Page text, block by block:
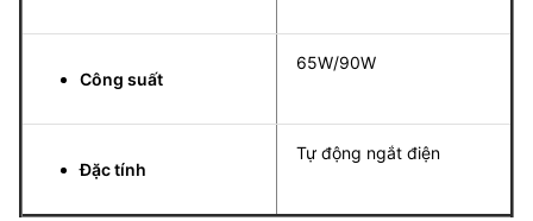
Công suất
65W/90W
Đặc tính
Tự động ngắt điện